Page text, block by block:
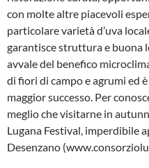
con molte altre piacevoli
particolare varietà d’uva
garantisce struttura e buona
avvale del benefico
di fiori di campo e agrumi ed
maggior successo. Per
meglio che visitarne in
Lugana Festival, imperdibile
Desenzano